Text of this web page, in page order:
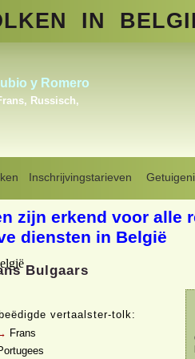
>Frans-Bulgaars
Inschrijvingstarieven
IN
zijn erkend voor alle
diensten in België
Iferoudjene
Berber(Amazigh),
Bulgaars
vertaalster-tolk:
Frans